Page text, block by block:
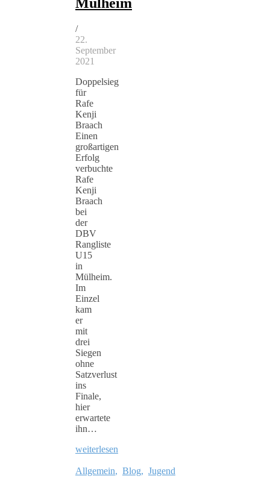
Mülheim
/
22.
September
2021
Doppelsieg
für
Rafe
Kenji
Braach
Einen
großartigen
Erfolg
verbuchte
Rafe
Kenji
Braach
bei
der
DBV
Rangliste
U15
in
Mülheim.
Im
Einzel
kam
er
mit
drei
Siegen
ohne
Satzverlust
ins
Finale,
hier
erwartete
ihn…
weiterlesen
Allgemein, Blog, Jugend